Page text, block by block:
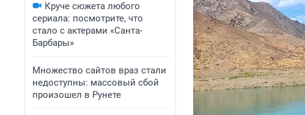
Круче сюжета любого
сериала: посмотрите, что
стало с актерами «Санта-
Барбары»
Множество сайтов враз стали
недоступны: массовый сбой
произошел в Рунете